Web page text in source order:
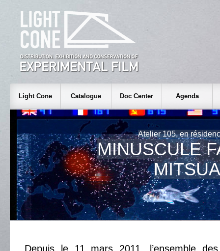
Light Cone Catalogue Doc Center Agenda
Atelier 105, en
MINUSCULE
Depuis le 11 mars 2011, l’ensemble